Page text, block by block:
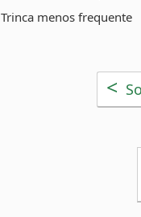
Trinca menos frequente
<